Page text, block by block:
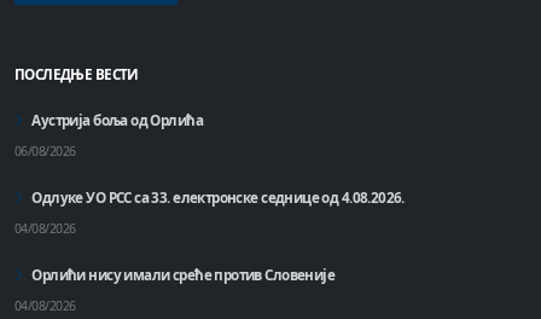
ПОСЛЕДЊЕ ВЕСТИ
Аустрија боља од Орлића
06/08/2026
Одлуке УО РСС са 33. електронске седнице од 4.08.2026.
04/08/2026
Орлићи нису имали среће против Словеније
04/08/2026